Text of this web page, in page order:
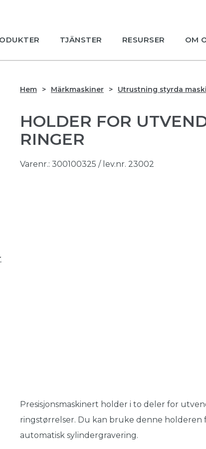
TJÄNSTER RESURSER OM
Hem Märkmaskiner Utrustning styrda
HOLDER FOR
RINGER
Varenr.: 300100325 / lev.nr. 23002
Presisjonsmaskinert holder i to deler for
ringstørrelser. Du kan bruke denne holderen
automatisk sylindergravering.